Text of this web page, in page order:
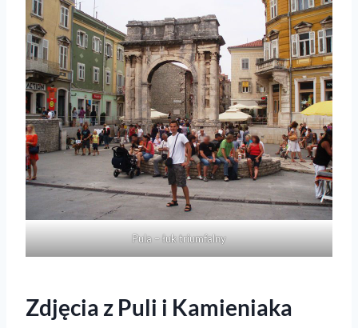
Pula – łuk triumfalny
Zdjęcia z Puli i Kamieniaka